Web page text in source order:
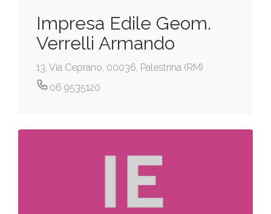
Impresa Edile Geom.
Verrelli Armando
13, Via Ceprano, 00036, Palestrina (RM)
06 9535120